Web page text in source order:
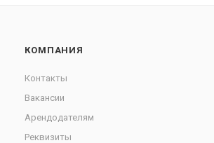
КОМПАНИЯ
Контакты
Вакансии
Арендодателям
Реквизиты